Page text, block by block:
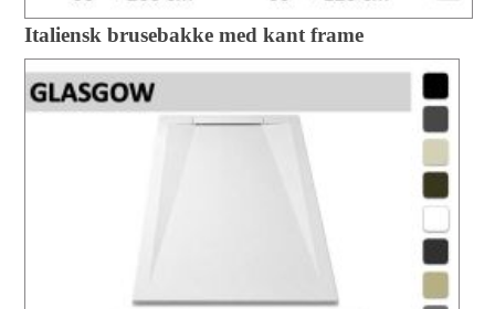
Italiensk brusebakke med kant frame